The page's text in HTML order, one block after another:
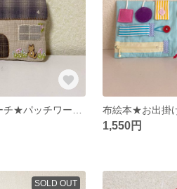
1,550円
SOLD OUT